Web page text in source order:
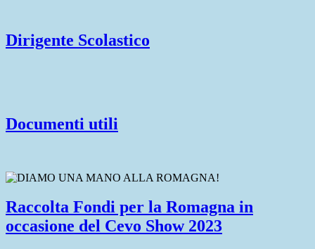
Dirigente Scolastico
Documenti utili
Raccolta Fondi per la Romagna in
occasione del Cevo Show 2023